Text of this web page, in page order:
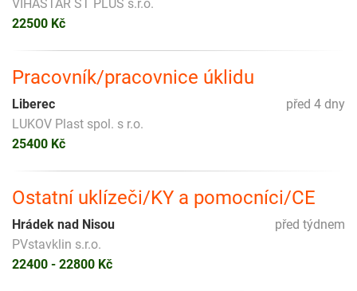
VIHASTAR ST PLUS s.r.o.
22500 Kč
Pracovník/pracovnice úklidu
před 4 dny
Liberec
LUKOV Plast spol. s r.o.
25400 Kč
Ostatní uklízeči/KY a pomocníci/CE
před týdnem
Hrádek nad Nisou
PVstavklin s.r.o.
22400 - 22800 Kč